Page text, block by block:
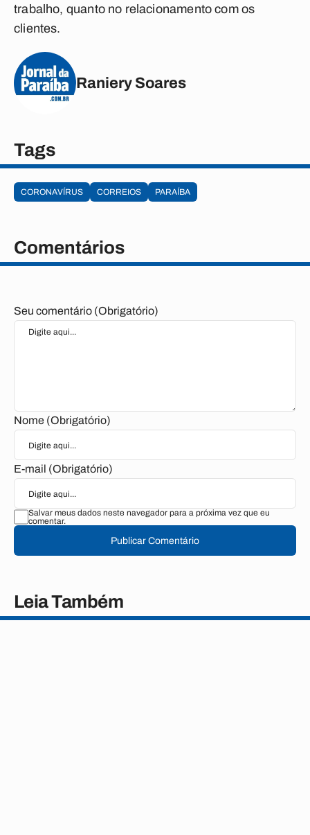
trabalho, quanto no relacionamento com os
clientes.
Raniery Soares
Tags
CORONAVÍRUS CORREIOS PARAÍBA
Comentários
Seu comentário (Obrigatório)
Nome (Obrigatório)
E-mail (Obrigatório)
Salvar meus dados neste navegador para a próxima vez que eu
comentar.
Publicar Comentário
Leia Também